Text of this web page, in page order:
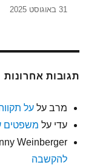
31 באוגוסט 2025
תגובות אחרונות
מרב עלעל
עדי על משפטים
Weinberger
להקשבה